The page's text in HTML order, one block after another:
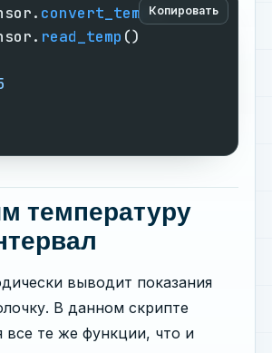
Копировать
convert_temp ()
read_temp ()
температуру
выводит показания
В данном скрипте
все те же функции, что и